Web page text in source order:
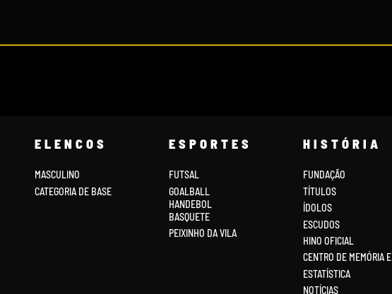
ELENCOS
MASCULINO
CATEGORIA DE BASE
ESPORTES
FUTSAL
GOALBALL
HANDEBOL
BASQUETE
PEIXINHO DA VILA
HISTÓRIA
FUNDAÇÃO
TÍTULOS
ÍDOLOS
ESCUDOS
HINO OFICIAL
CENTRO DE MEMÓRIA E
ESTATÍSTICA
NOTÍCIAS